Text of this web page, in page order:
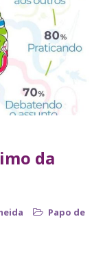
da
Papo de